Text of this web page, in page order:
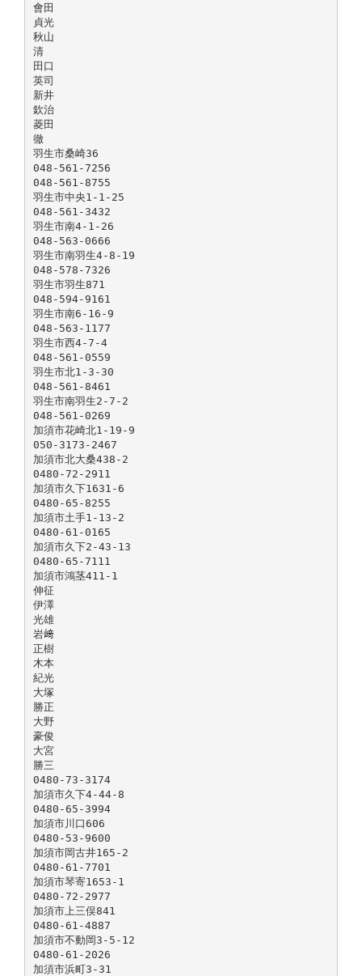
會田
貞光
秋山
清
田口
英司
新井
欽治
菱田
徹
羽生市桑崎36
048-561-7256
048-561-8755
羽生市中央1-1-25
048-561-3432
羽生市南4-1-26
048-563-0666
羽生市南羽生4-8-19
048-578-7326
羽生市羽生871
048-594-9161
羽生市南6-16-9
048-563-1177
羽生市西4-7-4
048-561-0559
羽生市北1-3-30
048-561-8461
羽生市南羽生2-7-2
048-561-0269
加須市花崎北1-19-9
050-3173-2467
加須市北大桑438-2
0480-72-2911
加須市久下1631-6
0480-65-8255
加須市土手1-13-2
0480-61-0165
加須市久下2-43-13
0480-65-7111
加須市鴻茎411-1
伸征
伊澤
光雄
岩﨑
正樹
木本
紀光
大塚
勝正
大野
豪俊
大宮
勝三
0480-73-3174
加須市久下4-44-8
0480-65-3994
加須市川口606
0480-53-9600
加須市岡古井165-2
0480-61-7701
加須市琴寄1653-1
0480-72-2977
加須市上三俣841
0480-61-4887
加須市不動岡3-5-12
0480-61-2026
加須市浜町3-31